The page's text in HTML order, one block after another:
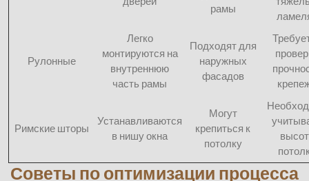
рамы
Рулонные
Легко
монтируются на
внутреннюю
часть рамы
Подходят для
наружных
фасадов
Римские шторы
Устанавливаются
в нишу окна
Могут
крепиться к
потолку
Советы по оптимизации процесса